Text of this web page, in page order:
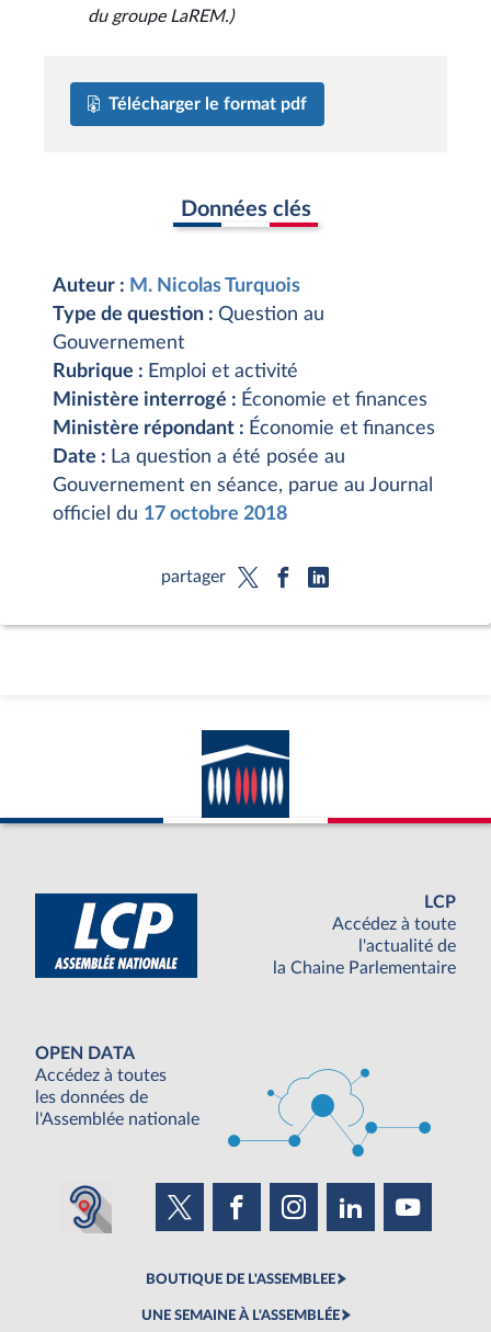
du groupe LaREM.)
Télécharger le format pdf
Données clés
Auteur : M. Nicolas Turquois
Type de question : Question au
Gouvernement
Rubrique : Emploi et activité
Ministère interrogé : Économie et finances
Ministère répondant : Économie et finances
Date : La question a été posée au
Gouvernement en séance, parue au Journal
officiel du 17 octobre 2018
partager
LCP
Accédez à toute
l'actualité de
la Chaine Parlementaire
OPEN DATA
Accédez à toutes
les données de
l'Assemblée nationale
BOUTIQUE DE L'ASSEMBLEE
UNE SEMAINE À L'ASSEMBLÉE